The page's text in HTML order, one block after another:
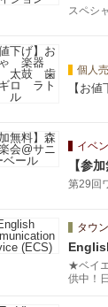
スペシ
個人
【お
イベ
【参
第29回
タウ
★ベイ
供中！